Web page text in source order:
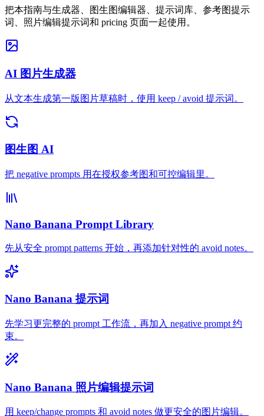
把本指南与生成器、图生图编辑器、提示词库、参考图提示
词、照片编辑提示词和 pricing 页面一起使用。
AI 图片生成器
从文本生成第一版图片草稿时，使用 keep / avoid 提示词。
图生图 AI
把 negative prompts 用在授权参考图和可控编辑里。
Nano Banana Prompt Library
先从安全 prompt patterns 开始，再添加针对性的 avoid notes。
Nano Banana 提示词
先学习更完整的 prompt 工作流，再加入 negative prompt 约
束。
Nano Banana 照片编辑提示词
用 keep/change prompts 和 avoid notes 做更安全的图片编辑。